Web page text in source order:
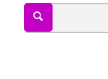
Nazaninkarkon